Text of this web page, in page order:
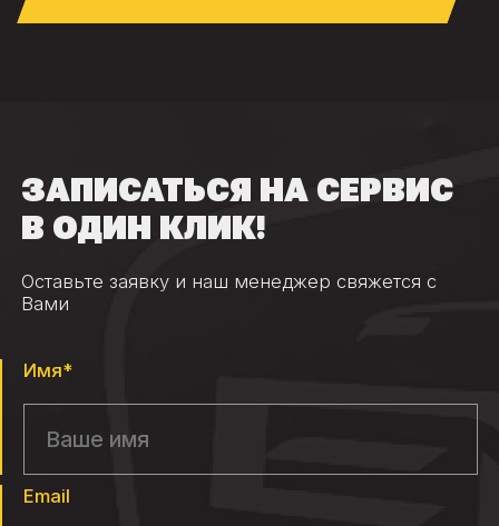
ЗАПИСАТЬСЯ НА СЕРВИС
В ОДИН КЛИК!
Оставьте заявку и наш менеджер свяжется с
Вами
Имя*
Email